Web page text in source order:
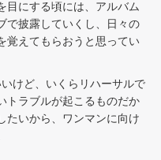
目にする頃には、アルバム
で披露していくし、日々の
覚えてもらおうと思ってい
けど、いくらリハーサルで
トラブルが起こるものだか
たいから、ワンマンに向け